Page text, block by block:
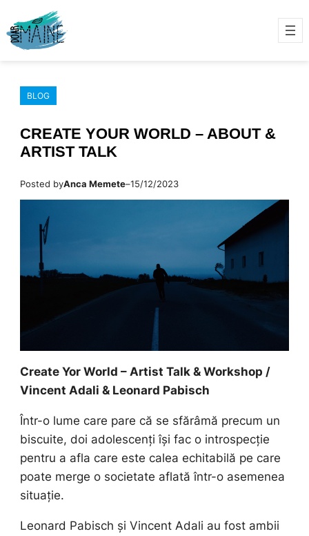
conținut
BLOG
CREATE YOUR WORLD – ABOUT &
ARTIST TALK
Posted byAnca Memete–15/12/2023
Create Yor World – Artist Talk & Workshop /
Vincent Adali & Leonard Pabisch
Într-o lume care pare că se sfărâmă precum un
biscuite, doi adolescenți își fac o introspecție
pentru a afla care este calea echitabilă pe care
poate merge o societate aflată într-o asemenea
situație.
Leonard Pabisch și Vincent Adali au fost ambii